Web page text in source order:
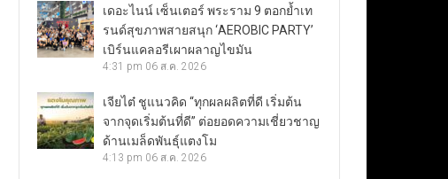
เดอะไนน์ เซ็นเตอร์ พระราม 9 ตอกย้ำเท
รนด์สุขภาพสายสนุก ‘AEROBIC PARTY’
เบิร์นแคลอรีเผาผลาญไขมัน
4:31 pm 06 ส.ค. 2026
เจียไต๋ ชูแนวคิด “ทุกผลผลิตที่ดี เริ่มต้น
จากจุดเริ่มต้นที่ดี” ต่อยอดความเชี่ยวชาญ
ด้านเมล็ดพันธุ์แตงโม
4:13 pm 06 ส.ค. 2026